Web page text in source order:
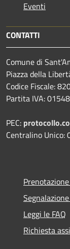
Eventi
CONTATTI
Comune di
Piazza della
Codice Fiscale:
Partita IVA:
PEC:
Centralino Unico:
Leggi le FAQ
Richiesta